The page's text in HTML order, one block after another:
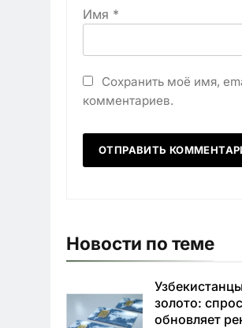
Имя *
Сохранить моё имя,
комментариев.
Новости по теме
золото:
обновляет